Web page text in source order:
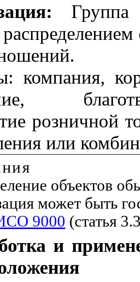
: Группа
распределением
.
: компания,
,
розничной
или
объектов
может быть
9000 (статья
и